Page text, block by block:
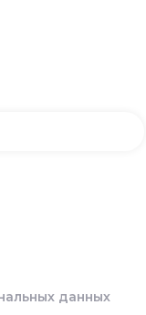
данных